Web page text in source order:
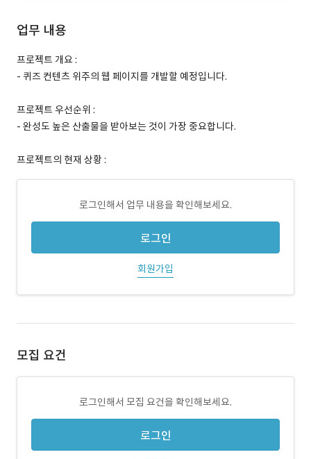
업무 내용
프로젝트 개요 :
- 퀴즈 컨텐츠 위주의 웹 페이지를 개발할 예정입니다.
프로젝트 우선순위 :
- 완성도 높은 산출물을 받아보는 것이 가장 중요합니다.
프로젝트의 현재 상황 :
로그인해서 업무 내용을 확인해보세요.
로그인
회원가입
모집 요건
로그인해서 모집 요건을 확인해보세요.
로그인